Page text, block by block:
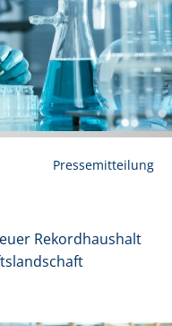
Pressemitteilung
Rekordhaushalt